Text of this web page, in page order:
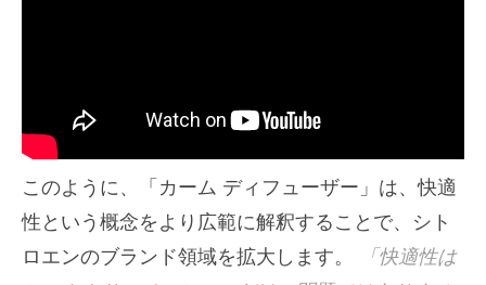
このように、「カーム ディフューザー」は、快適
性という概念をより広範に解釈することで、シト
ロエンのブランド領域を拡大します。
「快適性は